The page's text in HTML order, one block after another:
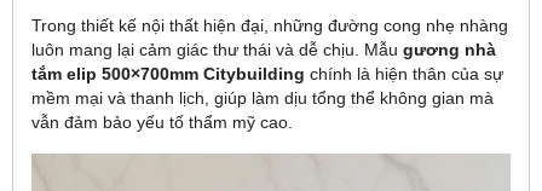
Trong thiết kế nội thất hiện đại, những đường cong nhẹ nhàng
luôn mang lại cảm giác thư thái và dễ chịu. Mẫu gương nhà
tắm elip 500×700mm Citybuilding chính là hiện thân của sự
mềm mại và thanh lịch, giúp làm dịu tổng thể không gian mà
vẫn đảm bảo yếu tố thẩm mỹ cao.